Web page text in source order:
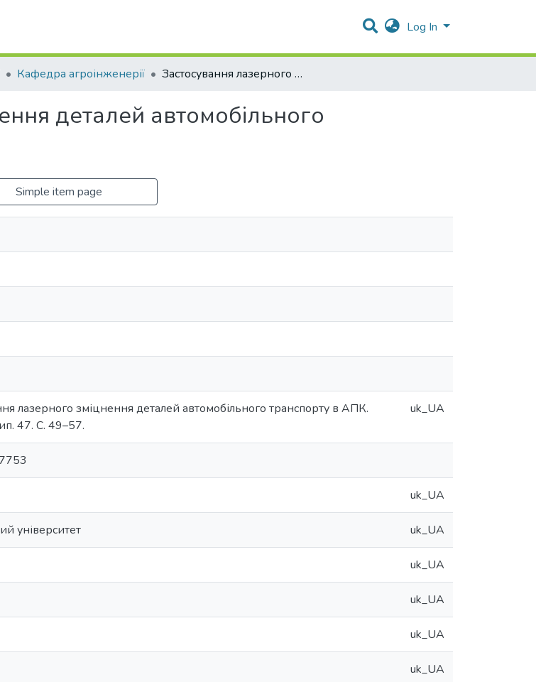
Log In
Кафедра агроінженерії Застосування лазерного зміцнення деталей автомобільного транспорту в АПК
деталей автомобільного
Simple item page
лазерного зміцнення деталей автомобільного транспорту в АПК.
47. С. 49–57.
uk_UA
uk_UA
університет uk_UA
uk_UA
uk_UA
uk_UA
uk_UA